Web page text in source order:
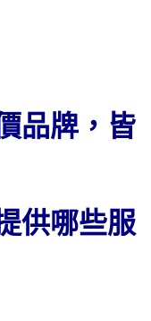
品牌，皆
供哪些服